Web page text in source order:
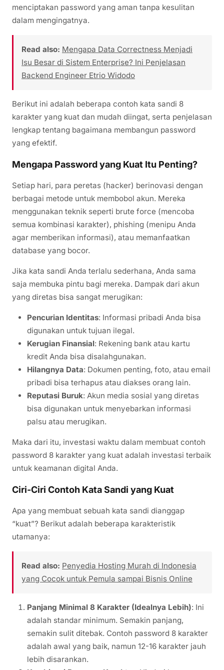
menciptakan password yang aman tanpa kesulitan
dalam mengingatnya.
Read also: Mengapa Data Correctness Menjadi
Isu Besar di Sistem Enterprise? Ini Penjelasan
Backend Engineer Etrio Widodo
Berikut ini adalah beberapa contoh kata sandi 8
karakter yang kuat dan mudah diingat, serta penjelasan
lengkap tentang bagaimana membangun password
yang efektif.
Mengapa Password yang Kuat Itu Penting?
Setiap hari, para peretas (hacker) berinovasi dengan
berbagai metode untuk membobol akun. Mereka
menggunakan teknik seperti brute force (mencoba
semua kombinasi karakter), phishing (menipu Anda
agar memberikan informasi), atau memanfaatkan
database yang bocor.
Jika kata sandi Anda terlalu sederhana, Anda sama
saja membuka pintu bagi mereka. Dampak dari akun
yang diretas bisa sangat merugikan:
Pencurian Identitas: Informasi pribadi Anda bisa
digunakan untuk tujuan ilegal.
Kerugian Finansial: Rekening bank atau kartu
kredit Anda bisa disalahgunakan.
Hilangnya Data: Dokumen penting, foto, atau email
pribadi bisa terhapus atau diakses orang lain.
Reputasi Buruk: Akun media sosial yang diretas
bisa digunakan untuk menyebarkan informasi
palsu atau merugikan.
Maka dari itu, investasi waktu dalam membuat contoh
password 8 karakter yang kuat adalah investasi terbaik
untuk keamanan digital Anda.
Ciri-Ciri Contoh Kata Sandi yang Kuat
Apa yang membuat sebuah kata sandi dianggap
“kuat”? Berikut adalah beberapa karakteristik
utamanya:
Read also: Penyedia Hosting Murah di Indonesia
yang Cocok untuk Pemula sampai Bisnis Online
Panjang Minimal 8 Karakter (Idealnya Lebih): Ini
adalah standar minimum. Semakin panjang,
semakin sulit ditebak. Contoh password 8 karakter
adalah awal yang baik, namun 12-16 karakter jauh
lebih disarankan.